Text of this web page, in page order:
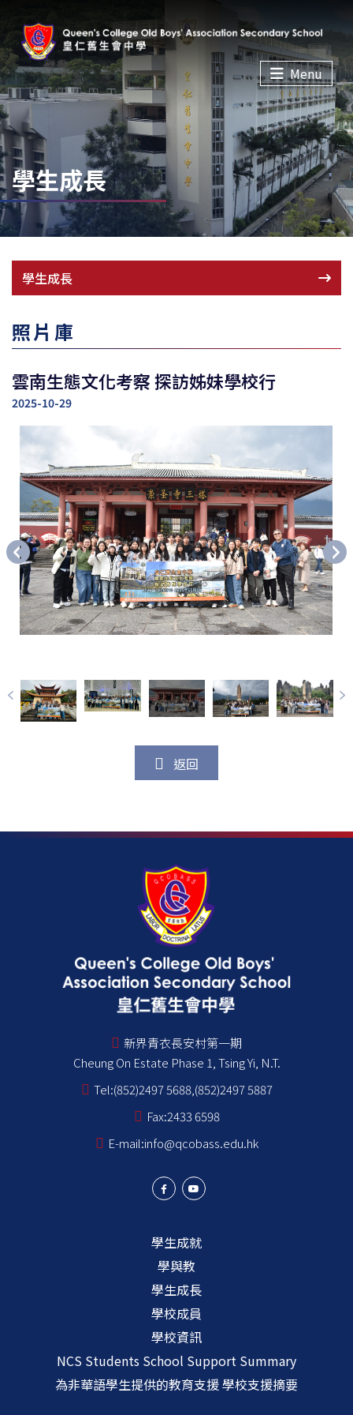
Menu
學生成長
學生成長
照片庫
雲南生態文化考察 探訪姊妹學校行
2025-10-29
返回
新界青衣長安村第一期
Cheung On Estate Phase 1, Tsing Yi, N.T.
Tel:(852)2497 5688,(852)2497 5887
Fax:2433 6598
E-mail:info@qcobass.edu.hk
學生成就
學與教
學生成長
學校成員
學校資訊
NCS Students School Support Summary
為非華語學生提供的教育支援 學校支援摘要